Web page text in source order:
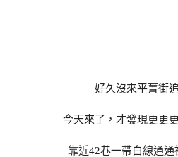
好久沒來平菁街
今天來了，才發現更更
靠近42巷一帶白線通通